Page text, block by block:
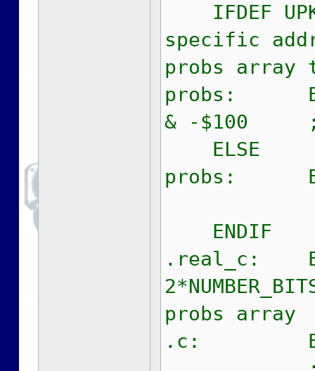
IFDEF
specific
probs array
probs: EQU
& -$100 ;
ELSE
probs:
ENDIF
.real_c:
probs array
.c: